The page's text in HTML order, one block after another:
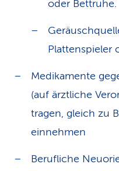
oder Bettruhe.
Plattenspieler
Medikamente
(auf ärztliche
tragen, gleich zu
einnehmen
Berufliche